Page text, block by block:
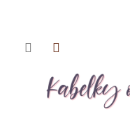
Přejít